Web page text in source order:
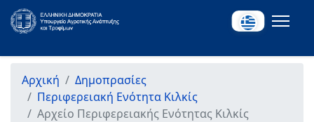
Αρχική
Δημοπρασίες
Περιφερειακή Ενότητα Κιλκίς
Αρχείο Περιφερειακής Ενότητας Κιλκίς